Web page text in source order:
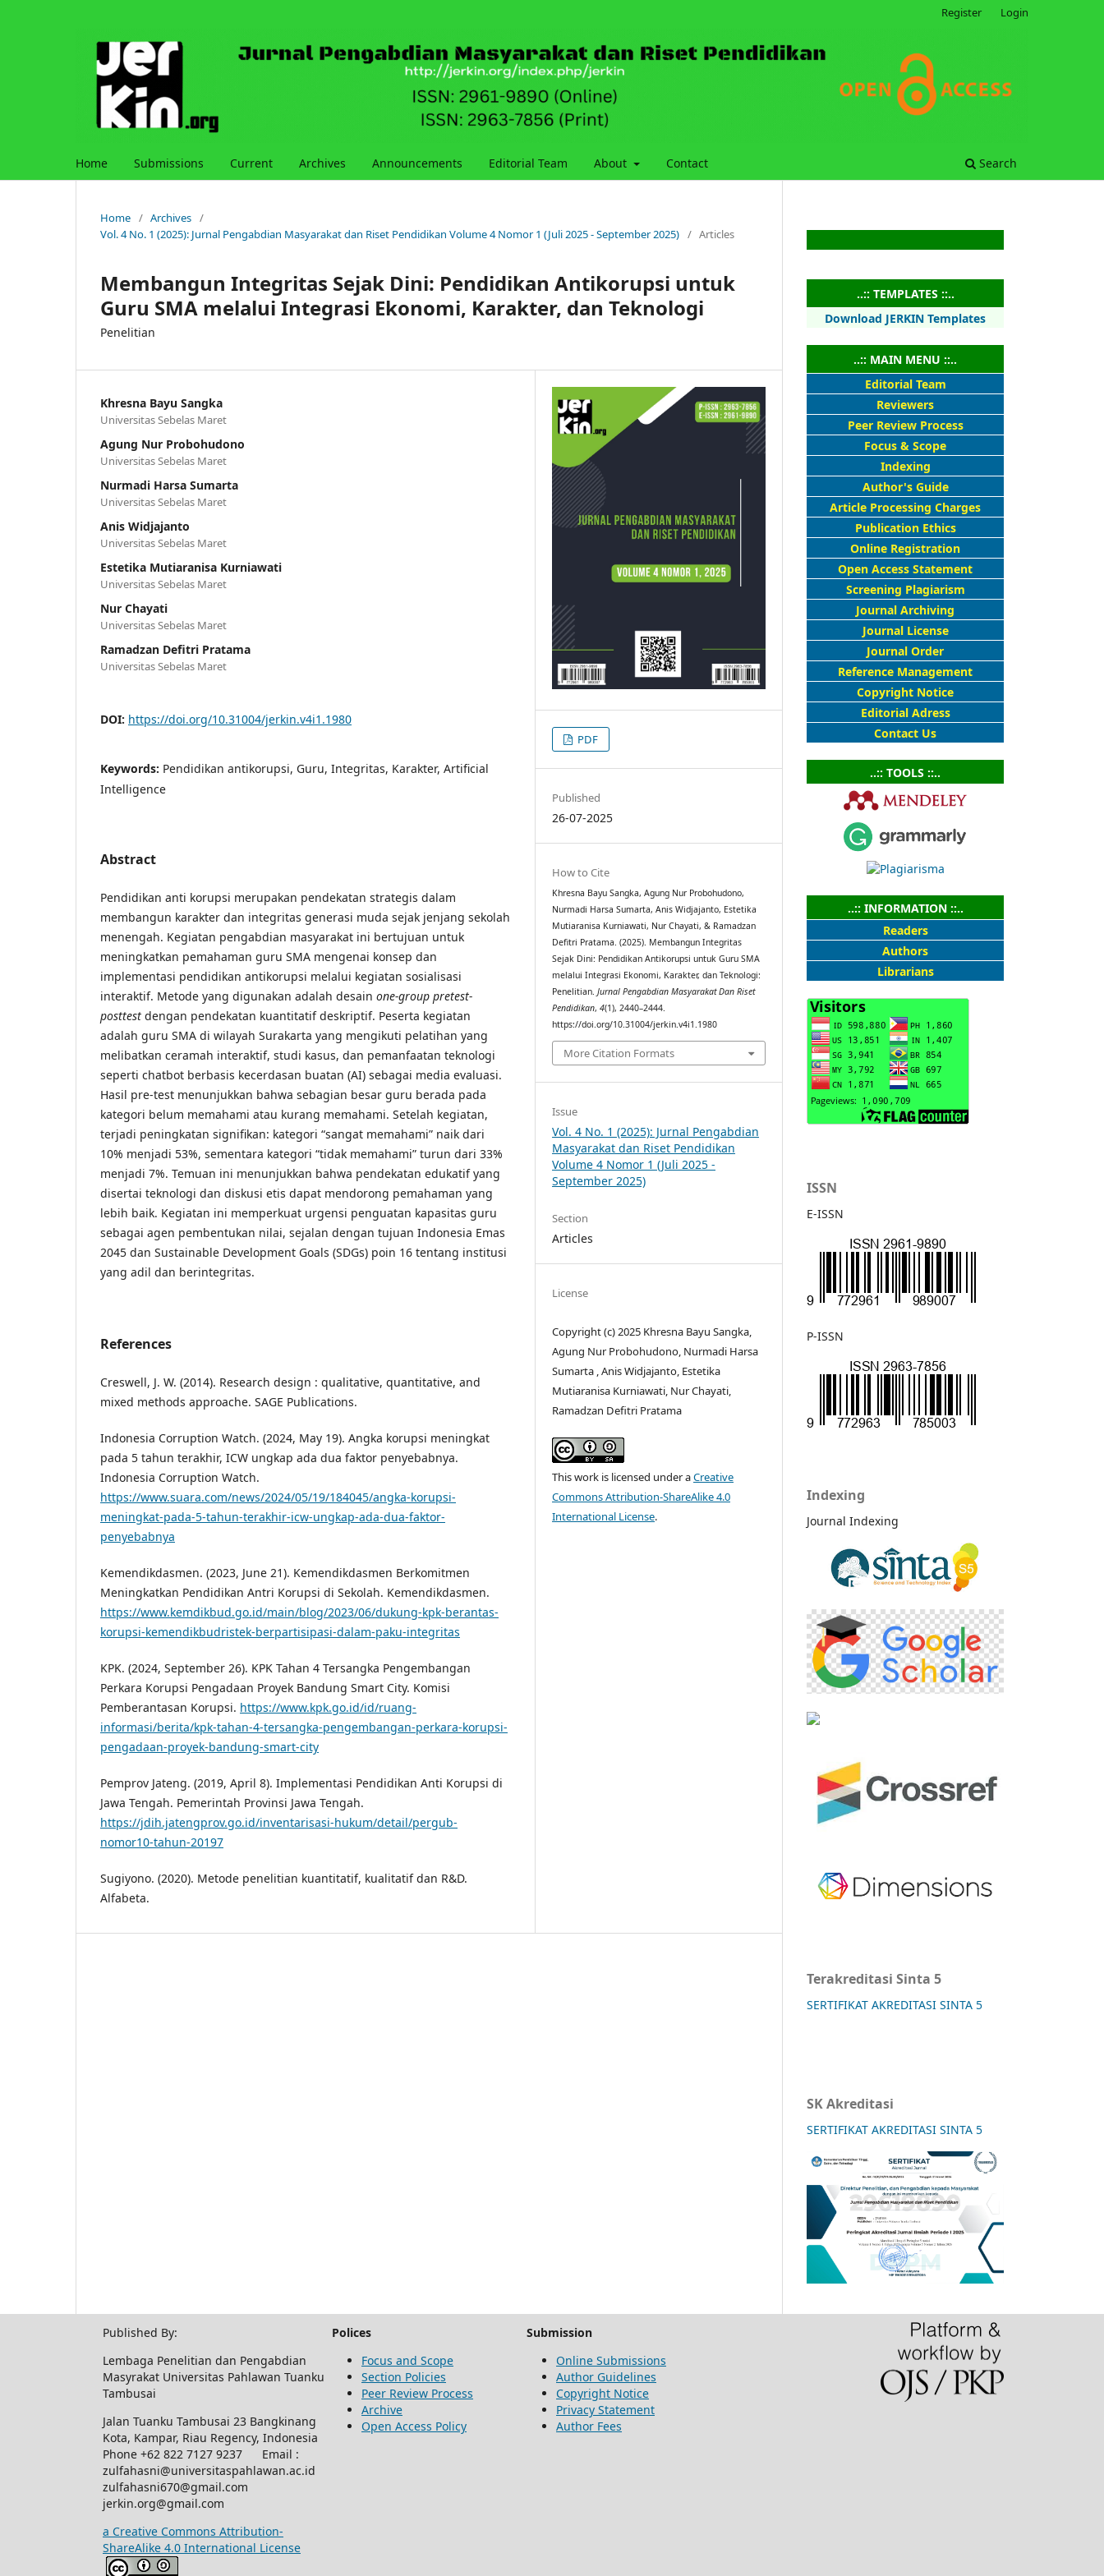
Home Submissions Current Archives Announcements Editorial Team About Contact Search
Register Login
Home / Archives /
Vol. 4 No. 1 (2025): Jurnal Pengabdian Masyarakat dan Riset Pendidikan Volume 4 Nomor 1 (Juli 2025 - September 2025) / Articles
Membangun Integritas Sejak Dini: Pendidikan Antikorupsi untuk
Guru SMA melalui Integrasi Ekonomi, Karakter, dan Teknologi
Penelitian
Khresna Bayu Sangka
Universitas Sebelas Maret
Agung Nur Probohudono
Universitas Sebelas Maret
Nurmadi Harsa Sumarta
Universitas Sebelas Maret
Anis Widjajanto
Universitas Sebelas Maret
Estetika Mutiaranisa Kurniawati
Universitas Sebelas Maret
Nur Chayati
Universitas Sebelas Maret
Ramadzan Defitri Pratama
Universitas Sebelas Maret
DOI: https://doi.org/10.31004/jerkin.v4i1.1980
Keywords: Pendidikan antikorupsi, Guru, Integritas, Karakter, Artificial
Intelligence
Abstract
Pendidikan anti korupsi merupakan pendekatan strategis dalam
membangun karakter dan integritas generasi muda sejak jenjang sekolah
menengah. Kegiatan pengabdian masyarakat ini bertujuan untuk
meningkatkan pemahaman guru SMA mengenai konsep dan
implementasi pendidikan antikorupsi melalui kegiatan sosialisasi
interaktif. Metode yang digunakan adalah desain one-group pretest-
posttest dengan pendekatan kuantitatif deskriptif. Peserta kegiatan
adalah guru SMA di wilayah Surakarta yang mengikuti pelatihan yang
melibatkan ceramah interaktif, studi kasus, dan pemanfaatan teknologi
seperti chatbot berbasis kecerdasan buatan (AI) sebagai media evaluasi.
Hasil pre-test menunjukkan bahwa sebagian besar guru berada pada
kategori belum memahami atau kurang memahami. Setelah kegiatan,
terjadi peningkatan signifikan: kategori “sangat memahami” naik dari
10% menjadi 53%, sementara kategori “tidak memahami” turun dari 33%
menjadi 7%. Temuan ini menunjukkan bahwa pendekatan edukatif yang
disertai teknologi dan diskusi etis dapat mendorong pemahaman yang
lebih baik. Kegiatan ini memperkuat urgensi penguatan kapasitas guru
sebagai agen pembentukan nilai, sejalan dengan tujuan Indonesia Emas
2045 dan Sustainable Development Goals (SDGs) poin 16 tentang institusi
yang adil dan berintegritas.
References
Creswell, J. W. (2014). Research design : qualitative, quantitative, and
mixed methods approache. SAGE Publications.
Indonesia Corruption Watch. (2024, May 19). Angka korupsi meningkat
pada 5 tahun terakhir, ICW ungkap ada dua faktor penyebabnya.
Indonesia Corruption Watch.
https://www.suara.com/news/2024/05/19/184045/angka-korupsi-
meningkat-pada-5-tahun-terakhir-icw-ungkap-ada-dua-faktor-
penyebabnya
Kemendikdasmen. (2023, June 21). Kemendikdasmen Berkomitmen
Meningkatkan Pendidikan Antri Korupsi di Sekolah. Kemendikdasmen.
https://www.kemdikbud.go.id/main/blog/2023/06/dukung-kpk-berantas-
korupsi-kemendikbudristek-berpartisipasi-dalam-paku-integritas
KPK. (2024, September 26). KPK Tahan 4 Tersangka Pengembangan
Perkara Korupsi Pengadaan Proyek Bandung Smart City. Komisi
Pemberantasan Korupsi. https://www.kpk.go.id/id/ruang-
informasi/berita/kpk-tahan-4-tersangka-pengembangan-perkara-korupsi-
pengadaan-proyek-bandung-smart-city
Pemprov Jateng. (2019, April 8). Implementasi Pendidikan Anti Korupsi di
Jawa Tengah. Pemerintah Provinsi Jawa Tengah.
https://jdih.jatengprov.go.id/inventarisasi-hukum/detail/pergub-
nomor10-tahun-20197
Sugiyono. (2020). Metode penelitian kuantitatif, kualitatif dan R&D.
Alfabeta.
PDF
Published
26-07-2025
How to Cite
Khresna Bayu Sangka, Agung Nur Probohudono,
Nurmadi Harsa Sumarta, Anis Widjajanto, Estetika
Mutiaranisa Kurniawati, Nur Chayati, & Ramadzan
Defitri Pratama. (2025). Membangun Integritas
Sejak Dini: Pendidikan Antikorupsi untuk Guru SMA
melalui Integrasi Ekonomi, Karakter, dan Teknologi:
Penelitian.Jurnal Pengabdian Masyarakat Dan Riset
Pendidikan,4(1), 2440–2444.
https://doi.org/10.31004/jerkin.v4i1.1980
More Citation Formats
Issue
Vol. 4 No. 1 (2025): Jurnal Pengabdian
Masyarakat dan Riset Pendidikan
Volume 4 Nomor 1 (Juli 2025 -
September 2025)
Section
Articles
License
Copyright (c) 2025 Khresna Bayu Sangka,
Agung Nur Probohudono, Nurmadi Harsa
Sumarta , Anis Widjajanto, Estetika
Mutiaranisa Kurniawati, Nur Chayati,
Ramadzan Defitri Pratama
This work is licensed under aCreative
Commons Attribution-ShareAlike 4.0
International License.
..:: TEMPLATES ::..
Download JERKIN Templates
..:: MAIN MENU ::..
Editorial Team
Reviewers
Peer Review Process
Focus & Scope
Indexing
Author's Guide
Article Processing Charges
Publication Ethics
Online Registration
Open Access Statement
Screening Plagiarism
Journal Archiving
Journal License
Journal Order
Reference Management
Copyright Notice
Editorial Adress
Contact Us
..:: TOOLS ::..
..:: INFORMATION ::..
Readers
Authors
Librarians
ISSN
E-ISSN
P-ISSN
Indexing
Journal Indexing
Terakreditasi Sinta 5
SERTIFIKAT AKREDITASI SINTA 5
SK Akreditasi
SERTIFIKAT AKREDITASI SINTA 5
Published By:
Lembaga Penelitian dan Pengabdian
Masyrakat Universitas Pahlawan Tuanku
Tambusai
Jalan Tuanku Tambusai 23 Bangkinang
Kota, Kampar, Riau Regency, Indonesia
Phone +62 822 7127 9237 Email :
zulfahasni@universitaspahlawan.ac.id
zulfahasni670@gmail.com
jerkin.org@gmail.com
a Creative Commons Attribution-
ShareAlike 4.0 International License
Polices
Focus and Scope
Section Policies
Peer Review Process
Archive
Open Access Policy
Submission
Online Submissions
Author Guidelines
Copyright Notice
Privacy Statement
Author Fees